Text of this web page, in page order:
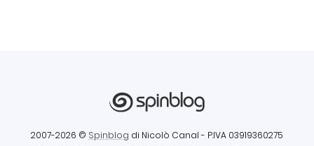
2007-2026 © Spinblog di Nicolò Canal - P.IVA 03919360275